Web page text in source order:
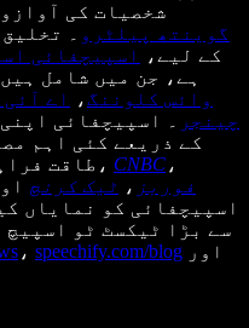
شخصیات کی
گوینتھ پیلٹرو
۔
کے لیے،
اسپیچفائی
ہے، جن میں شامل ہیں
وائس کلوننگ، اے
چینجر
۔ اسپیچفائی
طاقت ، CNBC ،
فوربز ، ٹیک کرنچ
اسپیچفائی کو نمایاں
سے بڑا ٹیکسٹ ٹو
، speechify.com/blog اور